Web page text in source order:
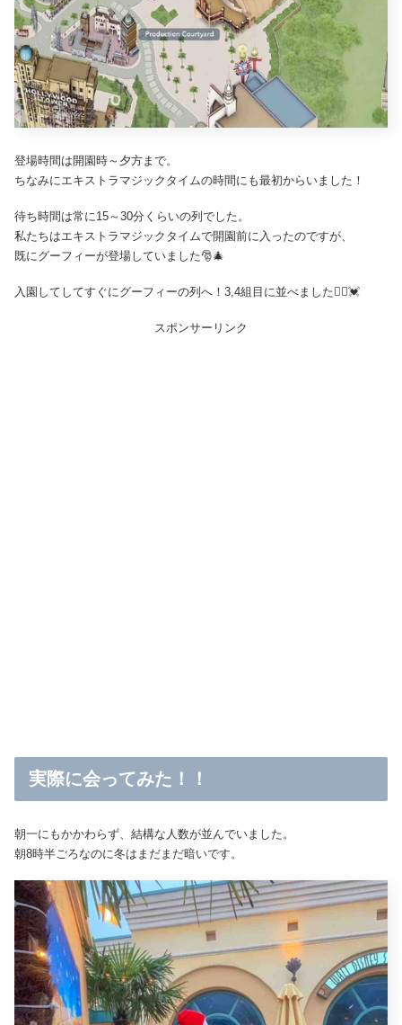
登場時間は開園時～夕方まで。
ちなみにエキストラマジックタイムの時間にも最初からいました！
待ち時間は常に15～30分くらいの列でした。
私たちはエキストラマジックタイムで開園前に入ったのですが、
既にグーフィーが登場していました🎅🎄
入園してしてすぐにグーフィーの列へ！3,4組目に並べました🙆‍♀️💓
スポンサーリンク
実際に会ってみた！！
朝一にもかかわらず、結構な人数が並んでいました。
朝8時半ごろなのに冬はまだまだ暗いです。